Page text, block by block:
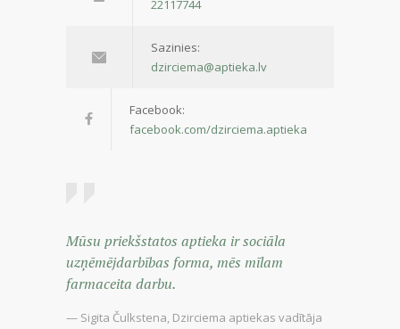
22117744
Sazinies:
dzirciema@aptieka.lv
Facebook:
facebook.com/dzirciema.aptieka
Mūsu priekšstatos aptieka ir sociāla
uzņēmējdarbības forma, mēs mīlam
farmaceita darbu.
— Sigita Čulkstena, Dzirciema aptiekas vadītāja